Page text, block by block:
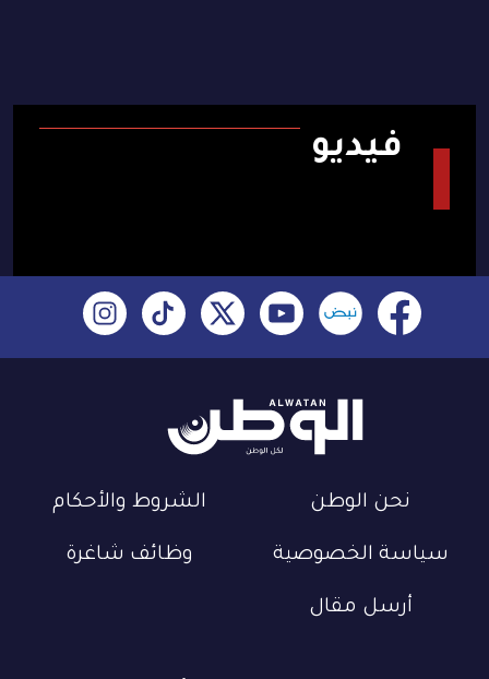
فيديو
نحن الوطن الشروط والأحكام
سياسة الخصوصية وظائف شاغرة
أرسل مقال